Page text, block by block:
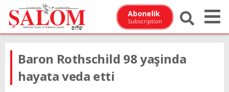
Abonelik
Subscription
Baron Rothschild 98 yaşinda
hayata veda etti